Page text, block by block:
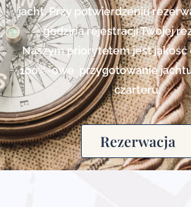
jacht. Przy potwierdzeniu
godzina rejestracji Twojej
Naszym priorytetem jest jakość
100%-owe przygotowanie
czarteru.
Rezerwacja